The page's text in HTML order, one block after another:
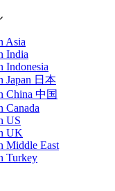
Asia
India
Indonesia
Japan 日本
China 中国
Canada
US
UK
Middle East
Turkey